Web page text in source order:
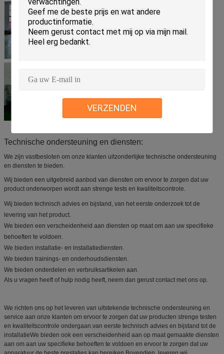
VERZENDEN
Technische ondersteuning en diensten:
We zijn vastbesloten om onze klanten uitzonderlijke technische ondersteuning
en diensten te bieden.
Wij bieden een uitgebreid aanbod van diensten om ervoor te zorgen dat uw
product onderworpen wordt aan strenge tests en kwaliteitscontrole.
Wij bieden technisch advies en bijstand, van het eerste onderzoek tot de
levering van het product.
We bieden een verscheidenheid aan diensten op maat om aan uw specifieke
behoeften te voldoen.
We bieden installatie- en installatiediensten.
We bieden trainings- en onderhoudsdiensten.
We bieden onderdelen en verbruiksartikelen aan.
Als u vragen heeft of hulp nodig heeft, neem dan gerust contact met ons op.
We richten ons op het leveren van uitstekende technische ondersteuning en
service aan onze klanten om ervoor te zorgen dat uw producten strenge testen
en kwaliteitscontrole ondergaan.van eerste technisch advies en bijstand tot de
installatieWe bieden ook een verscheidenheid aan op maat gemaakte diensten
aan om aan uw specifieke behoeften te voldoen en ervoor te zorgen dat uw